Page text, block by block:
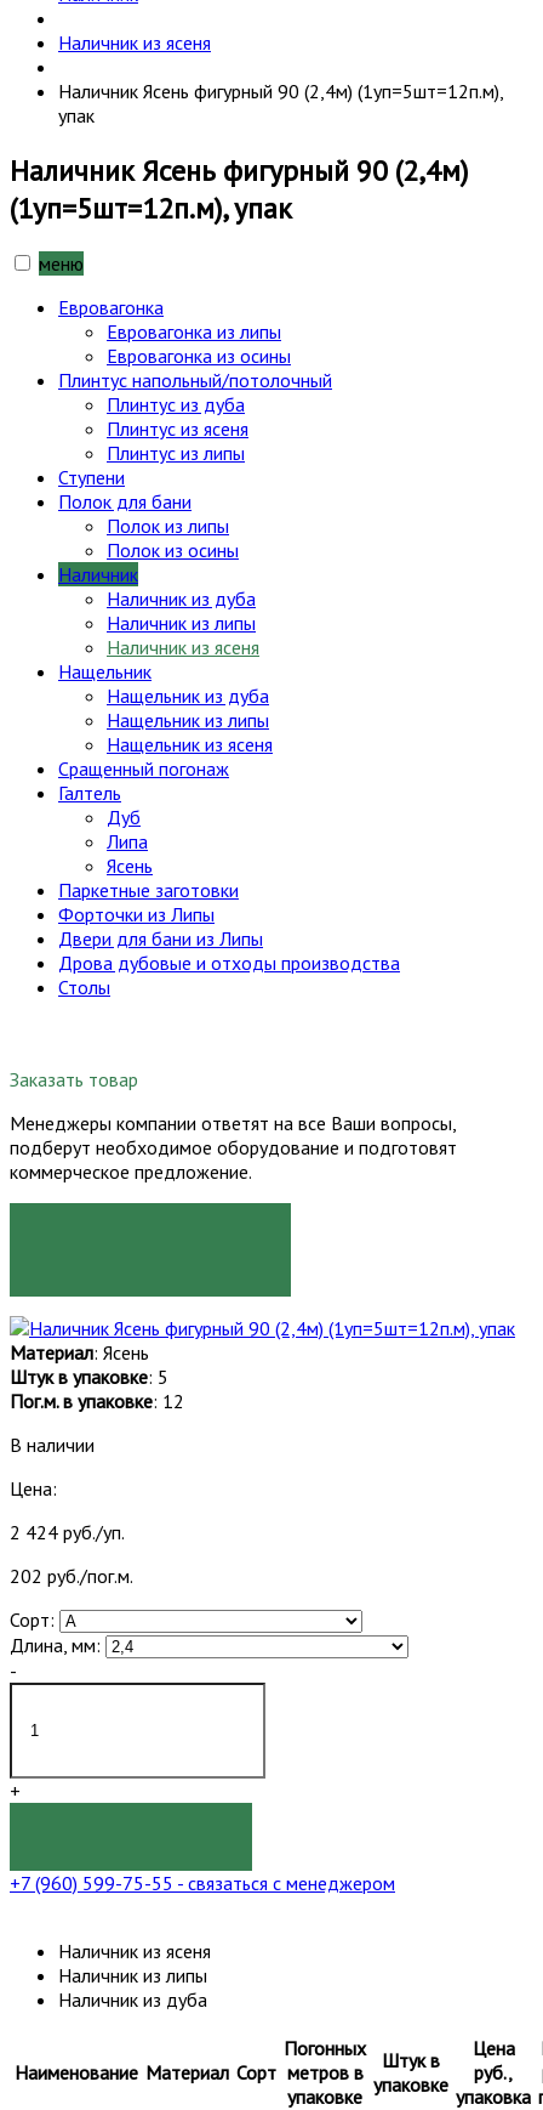
Наличник из ясеня
Наличник Ясень фигурный 90 (2,4м) (1уп=5шт=12п.м),
упак
Наличник Ясень фигурный 90 (2,4м)
(1уп=5шт=12п.м), упак
меню
Евровагонка
Евровагонка из липы
Евровагонка из осины
Плинтус напольный/потолочный
Плинтус из дуба
Плинтус из ясеня
Плинтус из липы
Ступени
Полок для бани
Полок из липы
Полок из осины
Наличник
Наличник из дуба
Наличник из липы
Наличник из ясеня
Нащельник
Нащельник из дуба
Нащельник из липы
Нащельник из ясеня
Сращенный погонаж
Галтель
Дуб
Липа
Ясень
Паркетные заготовки
Форточки из Липы
Двери для бани из Липы
Дрова дубовые и отходы производства
Столы
Заказать товар
Менеджеры компании ответят на все Ваши вопросы,
подберут необходимое оборудование и подготовят
коммерческое предложение.
Материал: Ясень
Штук в упаковке: 5
Пог.м. в упаковке: 12
В наличии
Цена:
2 424 руб./уп.
202 руб./пог.м.
Сорт:
Длина, мм:
-
+
+7 (960) 599-75-55 - связаться с менеджером
Наличник из ясеня
Наличник из липы
Наличник из дуба
Наименование Материал Сорт
Погонных
метров в
упаковке
Штук в
упаковке
Цена
руб.,
упаковка